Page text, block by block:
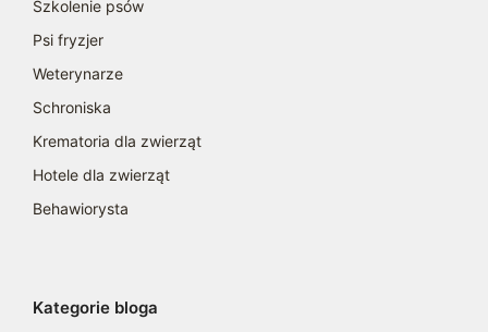
Szkolenie psów
Psi fryzjer
Weterynarze
Schroniska
Krematoria dla zwierząt
Hotele dla zwierząt
Behawiorysta
Kategorie bloga